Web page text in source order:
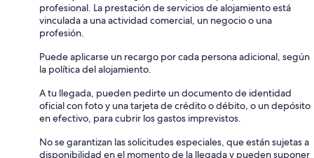
profesional. La prestación de servicios de alojamiento está
vinculada a una actividad comercial, un negocio o una
profesión.
Puede aplicarse un recargo por cada persona adicional, según
la política del alojamiento.
A tu llegada, pueden pedirte un documento de identidad
oficial con foto y una tarjeta de crédito o débito, o un depósito
en efectivo, para cubrir los gastos imprevistos.
No se garantizan las solicitudes especiales, que están sujetas a
disponibilidad en el momento de la llegada y pueden suponer